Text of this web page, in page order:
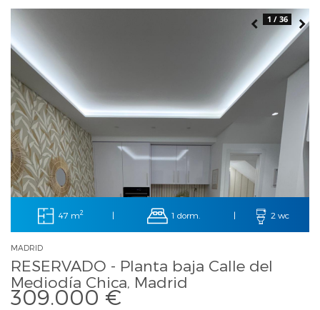
1 / 36
47 m2 | 1 dorm. | 2 wc
MADRID
RESERVADO - Planta baja Calle del
Mediodía Chica, Madrid
309.000 €